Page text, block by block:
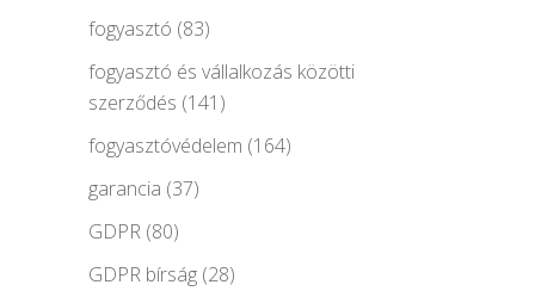
fogyasztó (83)
fogyasztó és vállalkozás közötti
szerződés (141)
fogyasztóvédelem (164)
garancia (37)
GDPR (80)
GDPR bírság (28)